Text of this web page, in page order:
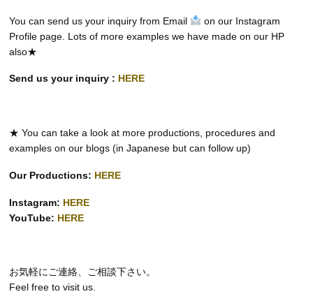
You can send us your inquiry from Email
on our Instagram
Profile page. Lots of more examples we have made on our HP
also★
Send us your inquiry : HERE
★ You can take a look at more productions, procedures and
examples on our blogs (in Japanese but can follow up)
Our Productions: HERE
Instagram: HERE
YouTube: HERE
お気軽にご連絡、ご相談下さい。
Feel free to visit us.